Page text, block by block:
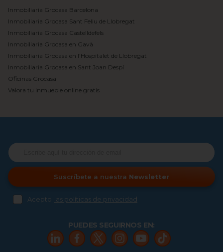
Inmobiliaria Grocasa Barcelona
Inmobiliaria Grocasa Sant Feliu de Llobregat
Inmobiliaria Grocasa Castelldefels
Inmobiliaria Grocasa en Gavà
Inmobiliaria Grocasa en l'Hospitalet de Llobregat
Inmobiliaria Grocasa en Sant Joan Despí
Oficinas Grocasa
Valora tu inmueble online gratis
Suscríbete a nuestra Newsletter
Acepto las políticas de privacidad
PUEDES SEGUIRNOS EN: